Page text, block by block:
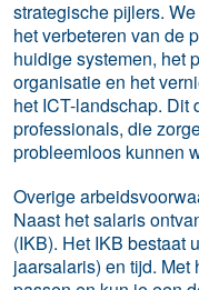
strategische pijlers.
het verbeteren van de
huidige systemen, het
organisatie en het
het ICT-landschap. Dit
professionals, die
probleemloos kunnen
Overige
Naast het salaris
(IKB). Het IKB bestaat
jaarsalaris) en tijd.